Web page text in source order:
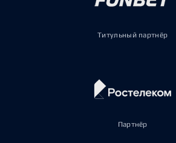
Титульный партнёр
Партнёр